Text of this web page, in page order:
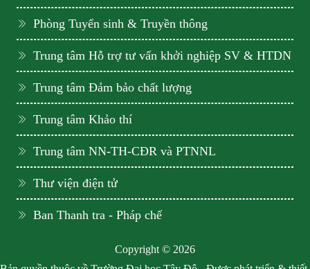
Phòng Tuyển sinh & Truyền thông
Trung tâm Hỗ trợ tư vấn khởi nghiệp SV & HTDN
Trung tâm Đảm bảo chất lượng
Trung tâm Khảo thí
Trung tâm NN-TH-CĐR và PTNNL
Thư viện điện tử
Ban Thanh tra - Pháp chế
Copyright © 2026